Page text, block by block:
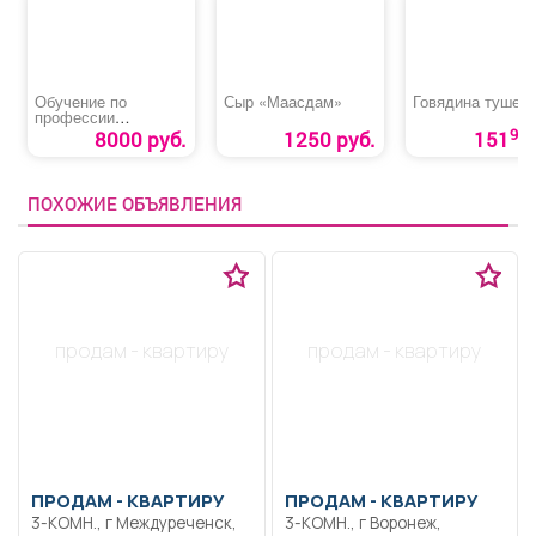
Обучение по
профессии
«Машинист
автовышки и8000 руб.
Сыр «Маасдам»
1250 руб.
Говядина
15190
ПОХОЖИЕ ОБЪЯВЛЕНИЯ
продам - квартиру
ПРОДАМ - КВАРТИРУ
3-КОМН., г Междуреченск,
продам - квартиру
ПРОДАМ - КВАРТИРУ
3-КОМН., г Воронеж,